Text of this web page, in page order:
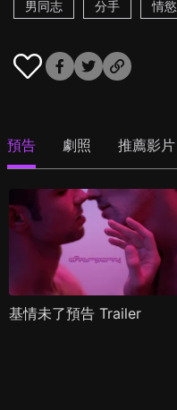
男同志
分手 情慾
預告 劇照 推薦影片
基情未了預告 Trailer